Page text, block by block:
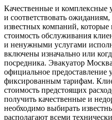
Качественные и комплексные
и соответствовать
известных компаний,
стоимость обслуживания
и ненужными услугами
включены изначально или
посредника. Эвакуатор
официальное предоставление
фиксированным тарифам.
стоимость предстоящих
получить качественные и
необходимо выбирать
располагают всеми